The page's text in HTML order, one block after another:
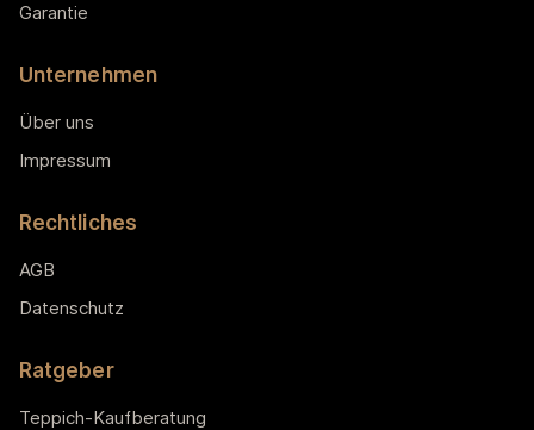
Garantie
Unternehmen
Über uns
Impressum
Rechtliches
AGB
Datenschutz
Ratgeber
Teppich-Kaufberatung